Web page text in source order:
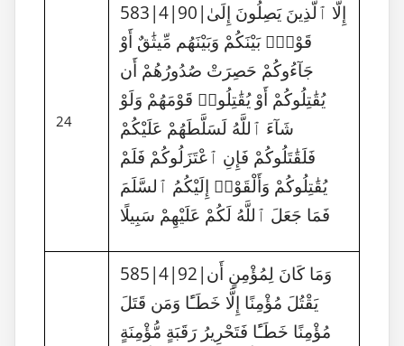
24
583|4|90|إِلَّا ٱلَّذِينَ يَصِلُونَ إِلَىٰ
قَوْمٍۭ بَيْنَكُمْ وَبَيْنَهُم مِّيثَٰقٌ أَوْ
جَآءُوكُمْ حَصِرَتْ صُدُورُهُمْ أَن
يُقَٰتِلُوكُمْ أَوْ يُقَٰتِلُوا۟ قَوْمَهُمْ وَلَوْ
شَآءَ ٱللَّهُ لَسَلَّطَهُمْ عَلَيْكُمْ
فَلَقَٰتَلُوكُمْ فَإِنِ ٱعْتَزَلُوكُمْ فَلَمْ
يُقَٰتِلُوكُمْ وَأَلْقَوْا۟ إِلَيْكُمُ ٱلسَّلَمَ
فَمَا جَعَلَ ٱللَّهُ لَكُمْ عَلَيْهِمْ سَبِيلًا
585|4|92|وَمَا كَانَ لِمُؤْمِنٍ أَن
يَقْتُلَ مُؤْمِنًا إِلَّا خَطَـًٔا وَمَن قَتَلَ
مُؤْمِنًا خَطَـًٔا فَتَحْرِيرُ رَقَبَةٍ مُّؤْمِنَةٍ